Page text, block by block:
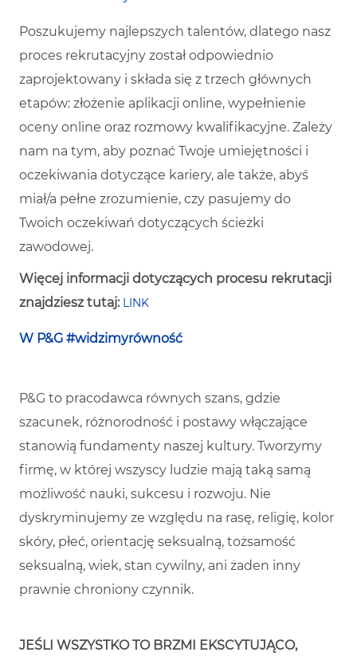
Poszukujemy najlepszych talentów, dlatego nasz
proces rekrutacyjny został odpowiednio
zaprojektowany i składa się z trzech głównych
etapów: złożenie aplikacji online, wypełnienie
oceny online oraz rozmowy kwalifikacyjne. Zależy
nam na tym, aby poznać Twoje umiejętności i
oczekiwania dotyczące kariery, ale także, abyś
miał/a pełne zrozumienie, czy pasujemy do
Twoich oczekiwań dotyczących ścieżki
zawodowej.
Więcej informacji dotyczących procesu rekrutacji
znajdziesz tutaj: LINK
W P&G #widzimyrówność
P&G to pracodawca równych szans, gdzie
szacunek, różnorodność i postawy włączające
stanowią fundamenty naszej kultury. Tworzymy
firmę, w której wszyscy ludzie mają taką samą
możliwość nauki, sukcesu i rozwoju. Nie
dyskryminujemy ze względu na rasę, religię, kolor
skóry, płeć, orientację seksualną, tożsamość
seksualną, wiek, stan cywilny, ani żaden inny
prawnie chroniony czynnik.
JEŚLI WSZYSTKO TO BRZMI EKSCYTUJĄCO,